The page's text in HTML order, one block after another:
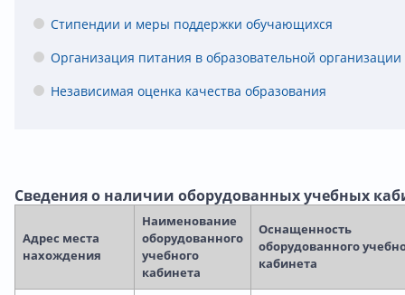
Стипендии и меры поддержки обучающихся
Организация питания в образовательной организации
Независимая оценка качества образования
Сведения о наличии оборудованных учебных
Адрес места
нахождения
Наименование
оборудованного
учебного
кабинета
Оснащенность
оборудованного
кабинета